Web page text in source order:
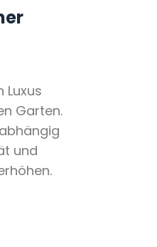
Luxus
Garten.
und